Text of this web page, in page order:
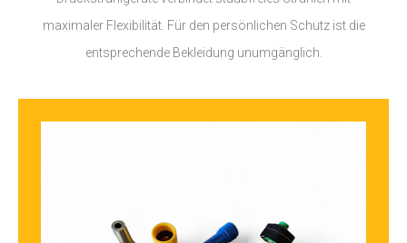
maximaler Flexibilität. Für den persönlichen Schutz ist die
entsprechende Bekleidung unumgänglich.